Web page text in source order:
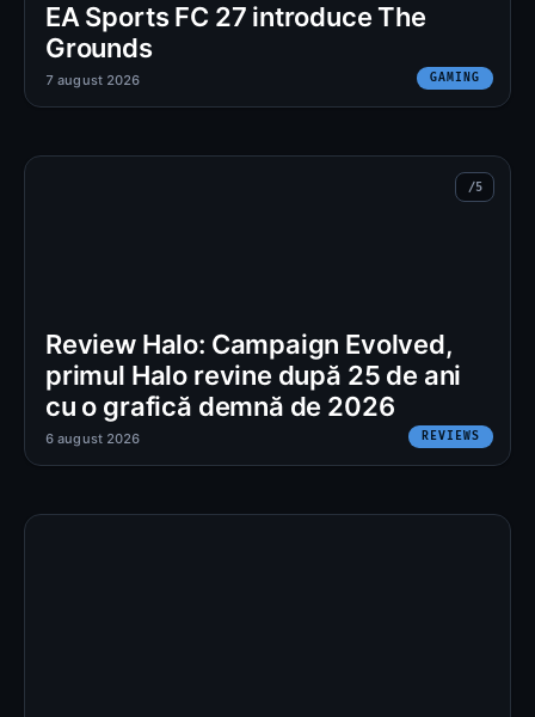
EA Sports FC 27 introduce The
Grounds
GAMING
7 august 2026
Review Halo: Campaign Evolved,
primul Halo revine după 25 de ani
cu o grafică demnă de 2026
REVIEWS
6 august 2026